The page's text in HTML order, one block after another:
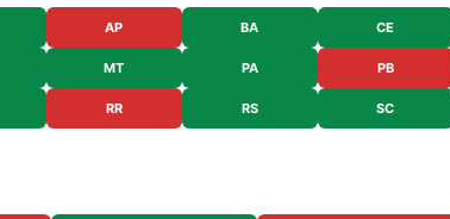
AP BA CE
MT PA PB
RR RS SC